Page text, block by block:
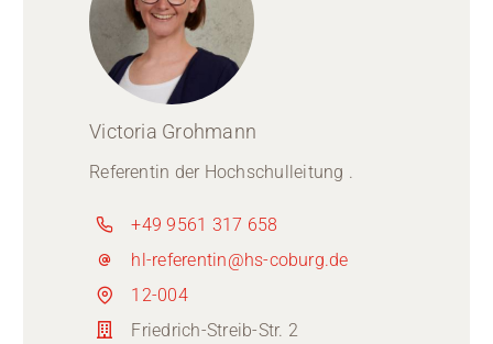
Victoria Grohmann
Referentin der Hochschulleitung .
+49 9561 317 658
hl-referentin@hs-coburg.de
12-004
Friedrich-Streib-Str. 2